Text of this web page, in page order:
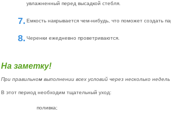
увлажненный перед высадкой стебля.
Емкость накрывается чем-нибудь, что поможет создать
Черенки ежедневно проветриваются.
На заметку!
При правильном выполнении всех условий через несколько
В этот период необходим тщательный уход:
поливка;